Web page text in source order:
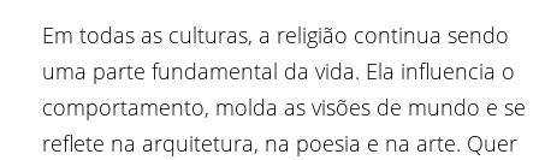
Em todas as culturas, a religião continua sendo
uma parte fundamental da vida. Ela influencia o
comportamento, molda as visões de mundo e se
reflete na arquitetura, na poesia e na arte. Quer